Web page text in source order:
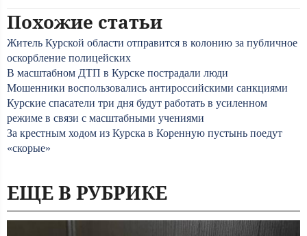
Похожие статьи
Житель Курской области отправится в колонию за публичное
оскорбление полицейских
В масштабном ДТП в Курске пострадали люди
Мошенники воспользовались антироссийскими санкциями
Курские спасатели три дня будут работать в усиленном
режиме в связи с масштабными учениями
За крестным ходом из Курска в Коренную пустынь поедут
«скорые»
ЕЩЕ В РУБРИКЕ